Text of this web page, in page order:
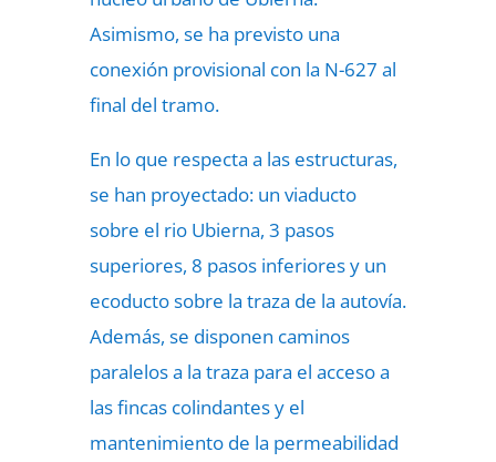
Asimismo, se ha previsto una
conexión provisional con la N-627 al
final del tramo.
En lo que respecta a las estructuras,
se han proyectado: un viaducto
sobre el rio Ubierna, 3 pasos
superiores, 8 pasos inferiores y un
ecoducto sobre la traza de la autovía.
Además, se disponen caminos
paralelos a la traza para el acceso a
las fincas colindantes y el
mantenimiento de la permeabilidad